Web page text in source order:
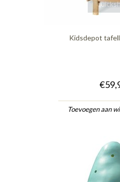
Kidsdepot
Toevoegen aan